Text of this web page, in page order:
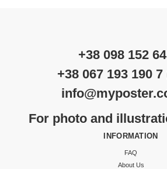
+38 098 152
+38 067 193 190
For photo and
INFORMATION
FAQ
About Us